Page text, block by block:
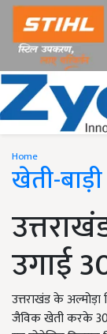
Home
खेती-बाड़ी
उगाई
उत्तराखंड के
जैविक खेती करके 30